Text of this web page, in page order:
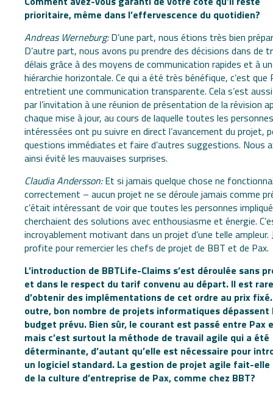
prioritaire, même dans l’effervescence du quotidien?
Andreas Werneburg:D’une part, nous étions très bien
D’autre part, nous avons pu prendre des décisions dans de
délais grâce à des moyens de communication rapides et à
hiérarchie horizontale. Ce qui a été très bénéfique, c’est que
entretient une communication transparente. Cela s’est
par l’invitation à une réunion de présentation de la révision
chaque mise à jour, au cours de laquelle toutes les personnes
intéressées ont pu suivre en direct l’avancement du projet,
questions immédiates et faire d’autres suggestions. Nous
ainsi évité les mauvaises surprises.
Claudia Andersson:Et si jamais quelque chose ne
correctement – aucun projet ne se déroule jamais comme
c’était intéressant de voir que toutes les personnes
cherchaient des solutions avec enthousiasme et énergie.
incroyablement motivant dans un projet d’une telle ampleur.
profite pour remercier les chefs de projet de BBT et de Pax.
L’introduction de BBTLife-Claims s’est déroulée sans
et dans le respect du tarif convenu au départ. Il est rare
d’obtenir des implémentations de cet ordre au prix
outre, bon nombre de projets informatiques dépassent
budget prévu. Bien sûr, le courant est passé entre Pax
mais c’est surtout la méthode de travail agile qui a été
déterminante, d’autant qu’elle est nécessaire pour
un logiciel standard. La gestion de projet agile fait-
de la culture d’entreprise de Pax, comme chez BBT?